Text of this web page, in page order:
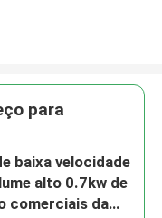
para
baixa velocidade
alto 0.7kw de
comerciais da